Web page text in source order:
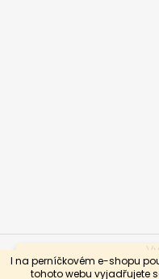
I na perníčkovém e-shopu
tohoto webu vyjadřujete
Vážení a milí, jedeme
od 24.10. do 3.11. bude
Copyright 2026